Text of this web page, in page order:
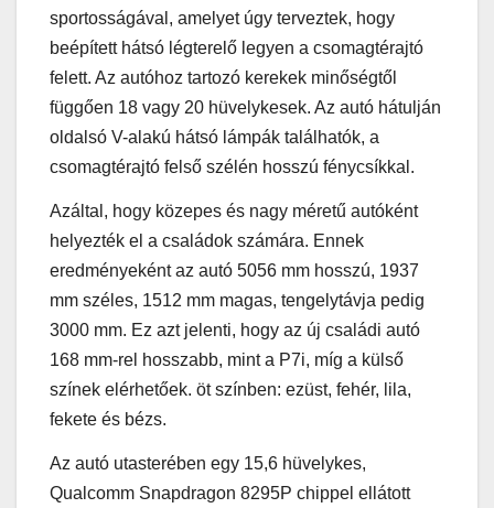
sportosságával, amelyet úgy terveztek, hogy
beépített hátsó légterelő legyen a csomagtérajtó
felett. Az autóhoz tartozó kerekek minőségtől
függően 18 vagy 20 hüvelykesek. Az autó hátulján
oldalsó V-alakú hátsó lámpák találhatók, a
csomagtérajtó felső szélén hosszú fénycsíkkal.
Azáltal, hogy közepes és nagy méretű autóként
helyezték el a családok számára. Ennek
eredményeként az autó 5056 mm hosszú, 1937
mm széles, 1512 mm magas, tengelytávja pedig
3000 mm. Ez azt jelenti, hogy az új családi autó
168 mm-rel hosszabb, mint a P7i, míg a külső
színek elérhetőek. öt színben: ezüst, fehér, lila,
fekete és bézs.
Az autó utasterében egy 15,6 hüvelykes,
Qualcomm Snapdragon 8295P chippel ellátott